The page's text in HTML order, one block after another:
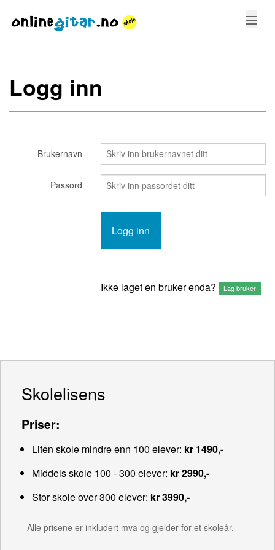
STEMMING
GREP
Logg inn
Brukernavn
Passord
Ikke laget en bruker enda? Lag bruker
Skolelisens
Priser:
Liten skole mindre enn 100 elever: kr 1490,-
Middels skole 100 - 300 elever: kr 2990,-
Stor skole over 300 elever: kr 3990,-
- Alle prisene er inkludert mva og gjelder for et skoleår.